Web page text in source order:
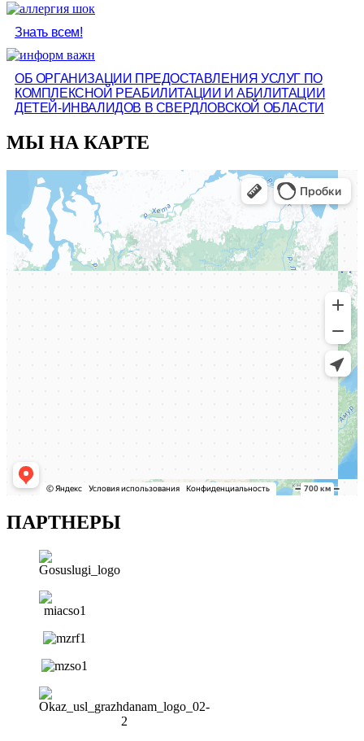
Знать всем!
ОБ ОРГАНИЗАЦИИ ПРЕДОСТАВЛЕНИЯ УСЛУГ ПО
КОМПЛЕКСНОЙ РЕАБИЛИТАЦИИ И АБИЛИТАЦИИ
ДЕТЕЙ-ИНВАЛИДОВ В СВЕРДЛОВСКОЙ ОБЛАСТИ
МЫ НА КАРТЕ
ПАРТНЕРЫ